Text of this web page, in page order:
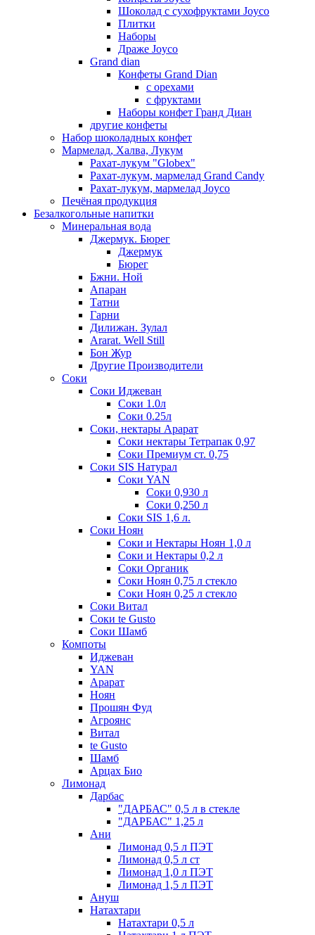
Шоколад с сухофруктами Joyco
Плитки
Наборы
Драже Joyco
Grand dian
Конфеты Grand Dian
с орехами
с фруктами
Наборы конфет Гранд Диан
другие конфеты
Набор шоколадных конфет
Мармелад, Халва, Лукум
Рахат-лукум "Globex"
Рахат-лукум, мармелад Grand Candy
Рахат-лукум, мармелад Joyco
Печёная продукция
Безалкогольные напитки
Минеральная вода
Джермук. Бюрег
Джермук
Бюрег
Бжни. Ной
Апаран
Татни
Гарни
Дилижан. Зулал
Ararat. Well Still
Бон Жур
Другие Производители
Соки
Соки Иджеван
Соки 1.0л
Соки 0.25л
Соки, нектары Арарат
Соки нектары Тетрапак 0,97
Соки Премиум ст. 0,75
Соки SIS Натурал
Соки YAN
Соки 0,930 л
Соки 0,250 л
Соки SIS 1,6 л.
Соки Ноян
Соки и Нектары Ноян 1,0 л
Соки и Нектары 0,2 л
Соки Органик
Соки Ноян 0,75 л стекло
Соки Ноян 0,25 л стекло
Соки Витал
Соки te Gusto
Соки Шамб
Компоты
Иджеван
YAN
Арарат
Ноян
Прошян Фуд
Агроянс
Витал
te Gusto
Шамб
Арцах Био
Лимонад
Дарбас
"ДАРБАС" 0,5 л в стекле
"ДАРБАС" 1,25 л
Ани
Лимонад 0,5 л ПЭТ
Лимонад 0,5 л ст
Лимонад 1,0 л ПЭТ
Лимонад 1,5 л ПЭТ
Ануш
Натахтари
Натахтари 0,5 л